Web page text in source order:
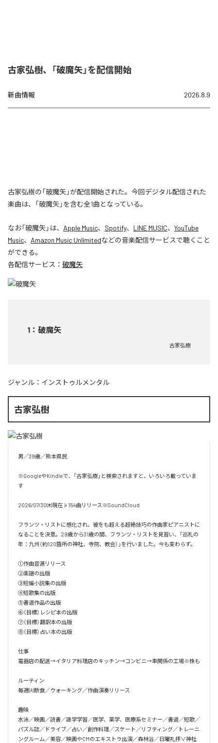
古家弘樹、「破魔矢」を配信開始
新曲情報 2026.8.9
古家弘樹の「破魔矢」が配信開始された。今回デジタル配信された
楽曲は、「破魔矢」を含む全1曲となっている。
なお「破魔矢」は、 Apple Music、 Spotify、 LINE MUSIC、 YouTube
Music、 Amazon Music Unlimitedなどの音楽配信サービスで聴くこと
ができる。
各配信サービス： 破魔矢
1 ： 破魔矢
古家弘樹
ジャンル： インストゥルメンタル
古家弘樹
男／39歳／熊本県民
※GoogleやKindleで、「古家弘樹」と検索されますと、いろいろ載っていま
す
2026/07/30㈭現在♭154曲リリース※SoundCloud
フランツ・リストに感化され、彼をも超える超絶技巧の作曲家ピアニストに
なることを決意。29歳から31歳の間、フランツ・リストを見習い、「巡礼の
年：九州（約120箇所の神社、寺院、教会）」を行いました。今も変わらず。
①作曲音源リリース
②楽譜の出版
③短編小説集の出版
④短歌集の出版
⑤書道作品の出版
⑥（目標）レシピ本の出版
⑦（目標）翻訳本の出版
⑧（目標）占い本の出版
仕事
電器店の配送→イタリア料理店のキッチン→コンビニ→車関係の工場※株も
ルーティン
毎週㈫断食／ウォーキング／作曲演奏リリース
趣味
水泳／映画／読書／語学学習／医学、薬学、医療系セミナー／書道／短歌／
パズル誌／ドライブ／占い／創作料理／スケート／リフティング／トレーニ
ングルーム／美容／映画やCMのエキストラ出演／森林浴／日曜礼拝∨神社